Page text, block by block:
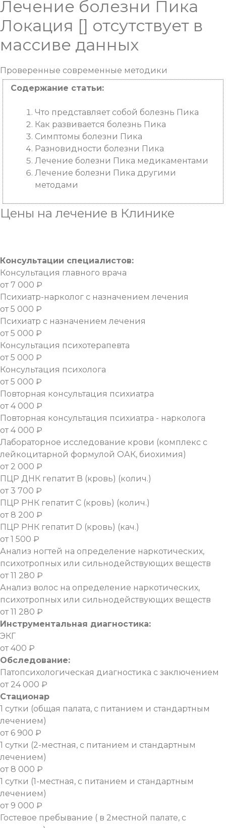
Лечение болезни Пика
Локация [] отсутствует в
массиве данных
Проверенные современные методики
Содержание статьи:
Что представляет собой болезнь Пика
Как развивается болезнь Пика
Симптомы болезни Пика
Разновидности болезни Пика
Лечение болезни Пика медикаментами
Лечение болезни Пика другими
методами
Цены на лечение в Клинике
Консультации специалистов:
Консультация главного врача
от 7 000 ₽
Психиатр-нарколог с назначением лечения
от 5 000 ₽
Психиатр с назначением лечения
от 5 000 ₽
Консультация психотерапевта
от 5 000 ₽
Консультация психолога
от 5 000 ₽
Повторная консультация психиатра
от 4 000 ₽
Повторная консультация психиатра - нарколога
от 4 000 ₽
Лабораторное исследование крови (комплекс с
лейкоцитарной формулой ОАК, биохимия)
от 2 000 ₽
ПЦР ДНК гепатит В (кровь) (колич.)
от 3 700 ₽
ПЦР РНК гепатит С (кровь) (колич.)
от 8 200 ₽
ПЦР РНК гепатит D (кровь) (кач.)
от 1 500 ₽
Анализ ногтей на определение наркотических,
психотропных или сильнодействующих веществ
от 11 280 ₽
Анализ волос на определение наркотических,
психотропных или сильнодействующих веществ
от 11 280 ₽
Инструментальная диагностика:
ЭКГ
от 400 ₽
Обследование:
Патопсихологическая диагностика с заключением
от 24 000 ₽
Стационар
1 сутки (общая палата, с питанием и стандартным
лечением)
от 6 900 ₽
1 сутки (2-местная, с питанием и стандартным
лечением)
от 8 000 ₽
1 сутки (1-местная, с питанием и стандартным
лечением)
от 9 000 ₽
Гостевое пребывание ( в 2местной палате, с